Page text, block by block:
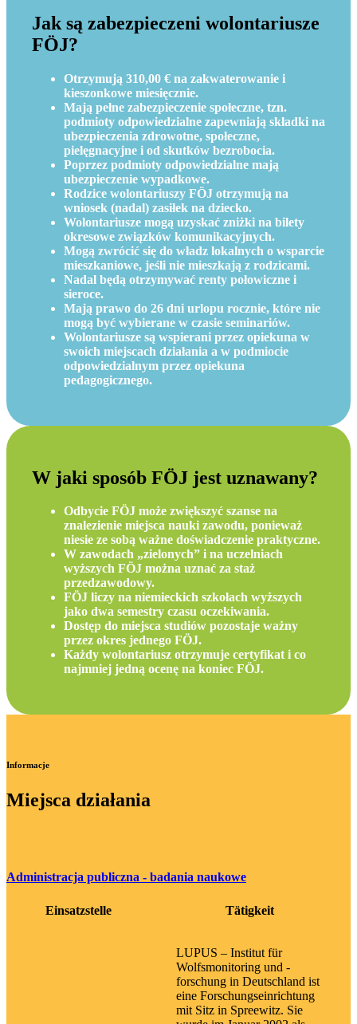
Jak są zabezpieczeni wolontariusze
FÖJ?
Otrzymują 310,00 € na zakwaterowanie i
kieszonkowe miesięcznie.
Mają pełne zabezpieczenie społeczne, tzn.
podmioty odpowiedzialne zapewniają składki na
ubezpieczenia zdrowotne, społeczne,
pielęgnacyjne i od skutków bezrobocia.
Poprzez podmioty odpowiedzialne mają
ubezpieczenie wypadkowe.
Rodzice wolontariuszy FÖJ otrzymują na
wniosek (nadal) zasiłek na dziecko.
Wolontariusze mogą uzyskać zniżki na bilety
okresowe związków komunikacyjnych.
Mogą zwrócić się do władz lokalnych o wsparcie
mieszkaniowe, jeśli nie mieszkają z rodzicami.
Nadal będą otrzymywać renty połowiczne i
sieroce.
Mają prawo do 26 dni urlopu rocznie, które nie
mogą być wybierane w czasie seminariów.
Wolontariusze są wspierani przez opiekuna w
swoich miejscach działania a w podmiocie
odpowiedzialnym przez opiekuna
pedagogicznego.
W jaki sposób FÖJ jest uznawany?
Odbycie FÖJ może zwiększyć szanse na
znalezienie miejsca nauki zawodu, ponieważ
niesie ze sobą ważne doświadczenie praktyczne.
W zawodach „zielonych” i na uczelniach
wyższych FÖJ można uznać za staż
przedzawodowy.
FÖJ liczy na niemieckich szkołach wyższych
jako dwa semestry czasu oczekiwania.
Dostęp do miejsca studiów pozostaje ważny
przez okres jednego FÖJ.
Każdy wolontariusz otrzymuje certyfikat i co
najmniej jedną ocenę na koniec FÖJ.
Informacje
Miejsca działania
Administracja publiczna - badania naukowe
Einsatzstelle Tätigkeit
LUPUS – Institut für
Wolfsmonitoring und -
forschung in Deutschland ist
eine Forschungseinrichtung
mit Sitz in Spreewitz. Sie